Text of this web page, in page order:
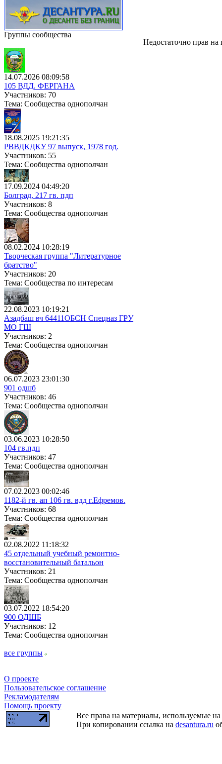
Группы сообщества
14.07.2026 08:09:58
105 ВДД. ФЕРГАНА
Участников: 70
Тема: Сообщества однополчан
18.08.2025 19:21:35
РВВДКДКУ 97 выпуск, 1978 год.
Участников: 55
Тема: Сообщества однополчан
17.09.2024 04:49:20
Болград, 217 гв. пдп
Участников: 8
Тема: Сообщества однополчан
08.02.2024 10:28:19
Творческая группа "Литературное
братство"
Участников: 20
Тема: Сообщества по интересам
22.08.2023 10:19:21
Азадбаш вч 64411ОБСН Спецназ ГРУ
МО ГШ
Участников: 2
Тема: Сообщества однополчан
06.07.2023 23:01:30
901 одшб
Участников: 46
Тема: Сообщества однополчан
03.06.2023 10:28:50
104 гв.пдп
Участников: 47
Тема: Сообщества однополчан
07.02.2023 00:02:46
1182-й гв. ап 106 гв. вдд г.Ефремов.
Участников: 68
Тема: Сообщества однополчан
02.08.2022 11:18:32
45 отдельный учебный ремонтно-
восстановительный батальон
Участников: 21
Тема: Сообщества однополчан
03.07.2022 18:54:20
900 ОДШБ
Участников: 12
Тема: Сообщества однополчан
все группы
О проекте
Пользовательское соглашение
Рекламодателям
Помощь проекту
Недостаточно прав
Все права на материалы, используемые
При копировании ссылка на desantura.ru